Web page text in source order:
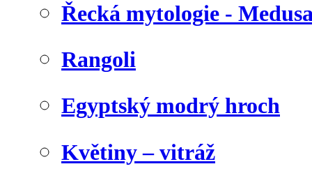
Řecká mytologie -
Rangoli
Egyptský modrý hroch
Květiny – vitráž